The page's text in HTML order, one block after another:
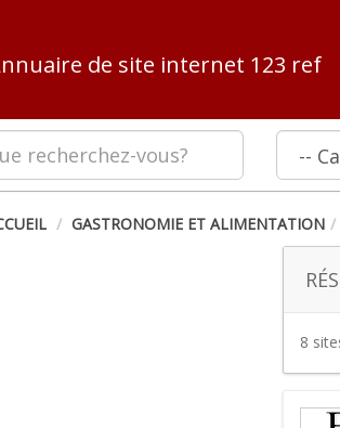
de site internet 123 ref
GASTRONOMIE ET ALIMENTATION
8